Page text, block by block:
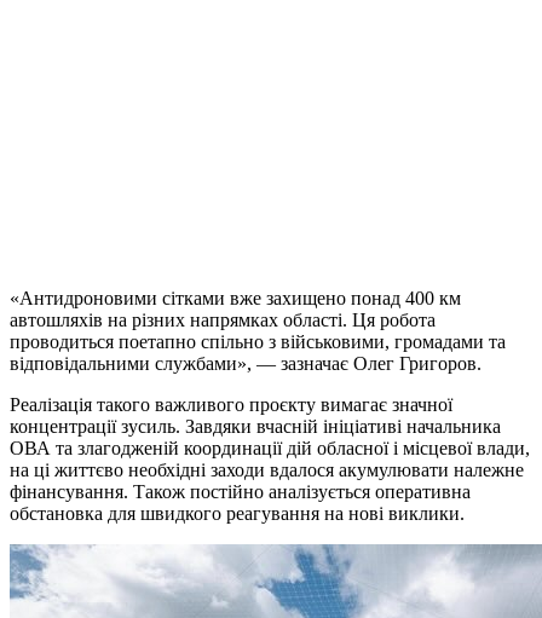
«Антидроновими сітками вже захищено понад 400 км
автошляхів на різних напрямках області. Ця робота
проводиться поетапно спільно з військовими, громадами та
відповідальними службами», — зазначає Олег Григоров.
Реалізація такого важливого проєкту вимагає значної
концентрації зусиль. Завдяки вчасній ініціативі начальника
ОВА та злагодженій координації дій обласної і місцевої влади,
на ці життєво необхідні заходи вдалося акумулювати належне
фінансування. Також постійно аналізується оперативна
обстановка для швидкого реагування на нові виклики.